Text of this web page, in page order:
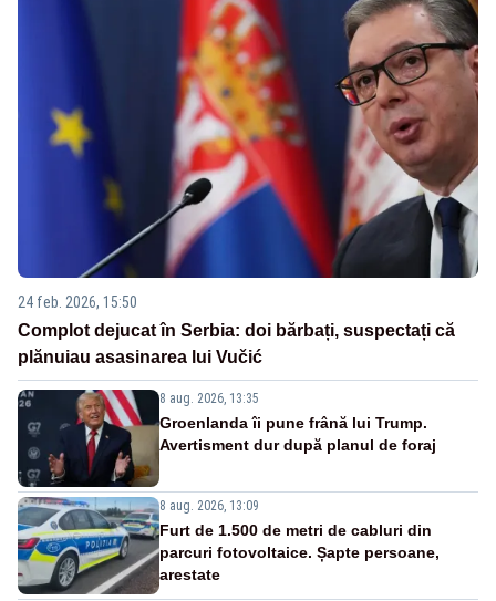
24 feb. 2026, 15:50
Complot dejucat în Serbia: doi bărbați, suspectați că
plănuiau asasinarea lui Vučić
8 aug. 2026, 13:35
Groenlanda îi pune frână lui Trump.
Avertisment dur după planul de foraj
8 aug. 2026, 13:09
Furt de 1.500 de metri de cabluri din
parcuri fotovoltaice. Șapte persoane,
arestate